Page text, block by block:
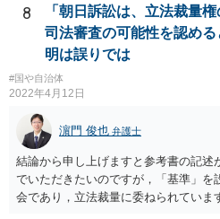
かがでしょうか。
8
「朝日訴訟は、立法裁量
司法審査の可能性を認め
明は誤りでは
#国や自治体
2022年4月12日
濵門 俊也 弁護士
結論から申し上げますと参考書の記述
でいただきたいのですが，「基準」を
会であり，立法裁量に委ねられていま